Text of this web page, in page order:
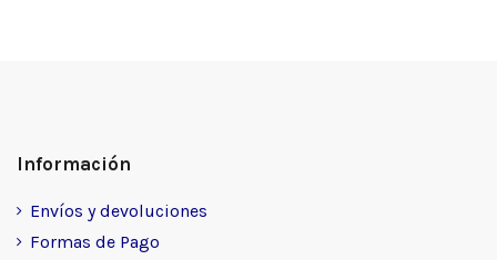
Información
Envíos y devoluciones
Formas de Pago